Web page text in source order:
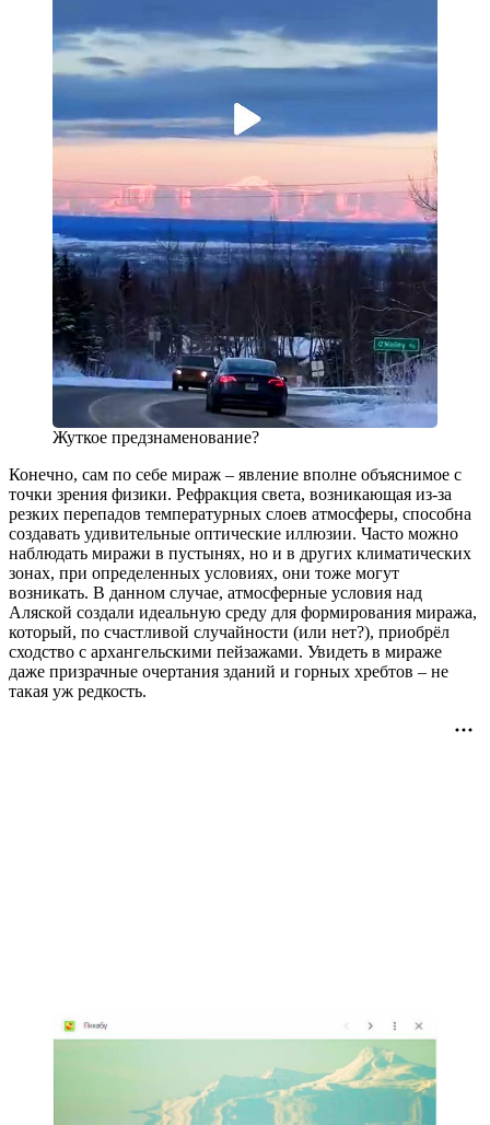
Жуткое предзнаменование?
Конечно, сам по себе мираж – явление вполне объяснимое с
точки зрения физики. Рефракция света, возникающая из-за
резких перепадов температурных слоев атмосферы, способна
создавать удивительные оптические иллюзии. Часто можно
наблюдать миражи в пустынях, но и в других климатических
зонах, при определенных условиях, они тоже могут
возникать. В данном случае, атмосферные условия над
Аляской создали идеальную среду для формирования миража,
который, по счастливой случайности (или нет?), приобрёл
сходство с архангельскими пейзажами. Увидеть в мираже
даже призрачные очертания зданий и горных хребтов – не
такая уж редкость.